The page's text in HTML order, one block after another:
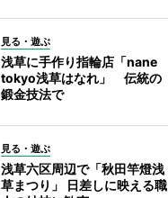
見る・遊ぶ
浅草に手作り指輪店「nane
tokyo浅草はなれ」 伝統の
鍛金技法で
見る・遊ぶ
浅草六区周辺で「秋田竿燈浅
草まつり」 日差しに映える職